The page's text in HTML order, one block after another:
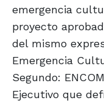
emergencia
proyecto
del mismo
Emergencia
Segundo:
Ejecutivo que